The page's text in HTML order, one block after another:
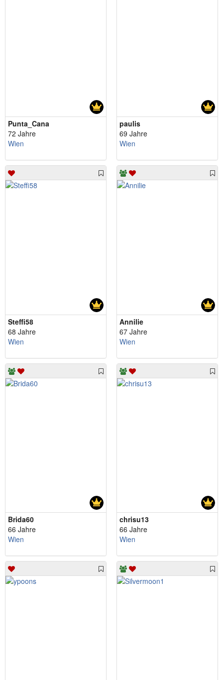
Punta_Cana
72 Jahre
Wien
paulis
69 Jahre
Wien
Steffi58
68 Jahre
Wien
Annilie
67 Jahre
Wien
Brida60
66 Jahre
Wien
chrisu13
66 Jahre
Wien